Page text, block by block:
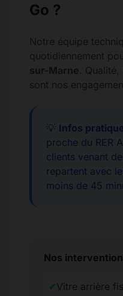
Go ?
Notre équipe
quotidiennement
sur-Marne.
sont nos
💡 Infos
proche du RER
clients venant
repartent avec
moins de 45
Nos
✔Vitre arrière